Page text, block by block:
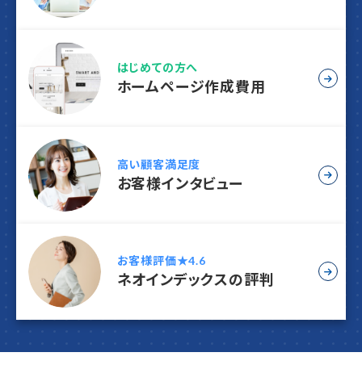
はじめての方へ
ホームページ作成費用
高い顧客満足度
お客様インタビュー
お客様評価★4.6
ネオインデックスの評判